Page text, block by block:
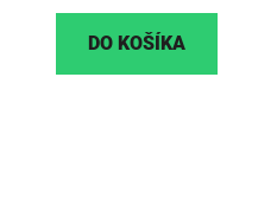
DO KOŠÍKA